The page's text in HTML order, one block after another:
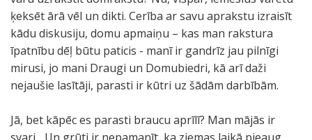
ķeksēt ārā vēl un dikti. Cerība ar savu aprakstu izraisīt
kādu diskusiju, domu apmaiņu – kas man rakstura
īpatnību dēļ būtu paticis - manī ir gandrīz jau pilnīgi
mirusi, jo mani Draugi un Domubiedri, kā arī daži
nejaušie lasītāji, parasti ir kūtri uz šādām darbībām.
Jā, bet kāpēc es parasti braucu aprīlī? Man mājās ir